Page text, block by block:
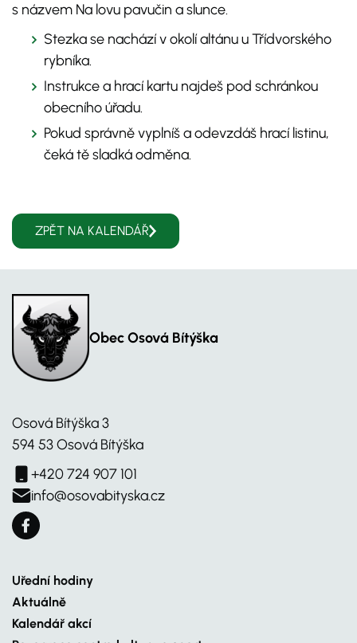
s názvem Na lovu pavučin a slunce.
Stezka se nachází v okolí altánu u Třídvorského
rybníka.
Instrukce a hrací kartu najdeš pod schránkou
obecního úřadu.
Pokud správně vyplníš a odevzdáš hrací listinu,
čeká tě sladká odměna.
ZPĚT NA KALENDÁŘ
Obec Osová Bítýška
Osová Bítýška 3
594 53 Osová Bítýška
+420 724 907 101
info@osovabityska.cz
Uřední hodiny
Aktuálně
Kalendář akcí